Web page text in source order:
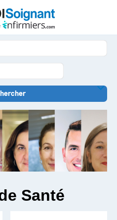
Santé